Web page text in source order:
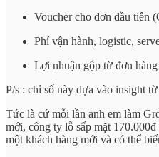
Voucher cho đơn đầu tiên
Phí vận hành, logistic,
Lợi nhuận gộp từ đơn
P/s : chỉ số này dựa vào insight từ
Tức là cứ mỗi lần anh em làm
mới, công ty lỗ sấp mặt
một khách hàng mới và có thể